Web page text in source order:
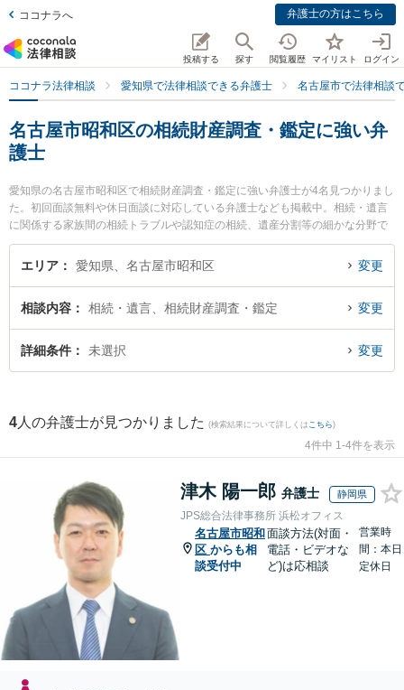
ココナラへ 弁護士の方はこちら
投稿する 探す 閲覧履歴 マイリスト ログイン
ココナラ法律相談 愛知県で法律相談できる弁護士 名古屋市で法律相談
名古屋市昭和区の相続財産調査・鑑定に強い弁
護士
愛知県の名古屋市昭和区で相続財産調査・鑑定に強い弁護士が4名見つかりまし
た。初回面談無料や休日面談に対応している弁護士なども掲載中。相続・遺言
に関係する家族間の相続トラブルや認知症の相続、遺産分割等の細かな分野で
の絞り込み検索もでき便利です。特にさんさん法律事務所の岡松 勇希弁護士や
リアルバリュー法律事務所の梅村 正和弁護士、ラウア・ミコト法律事務所の牧
を今すぐに弁護士に相談したい』『相続財産調査・鑑定のトラブル解決の実績
豊富な近くの弁護士を検索したい』『初回相談無料で相続財産調査・鑑定を法
律相談できる名古屋市昭和区内の弁護士に相談予約したい』などでお困りの相
エリア 愛知県、名古屋市昭和区 変更
相談内容 相続・遺言、相続財産調査・鑑定 変更
詳細条件 未選択 変更
4 人の弁護士が見つかりました (検索結果について詳しくは こちら)
4件中 1-4件を表示
津木 陽一郎 弁護士 静岡県
JPS総合法律事務所 浜松オフィス
名古屋市昭和
区 からも相
談受付中
面談方法(対面・
電話・ビデオな
ど)は応相談
営業時
間：本日
定休日